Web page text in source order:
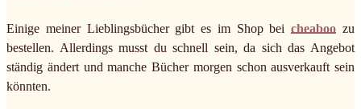
Einige meiner Lieblingsbücher gibt es im Shop beicheaboo zu
bestellen. Allerdings musst du schnell sein, da sich das Angebot
ständig ändert und manche Bücher morgen schon ausverkauft sein
könnten.